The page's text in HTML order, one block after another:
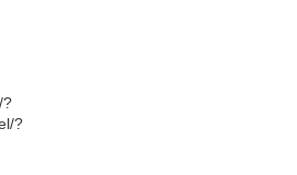
?
?